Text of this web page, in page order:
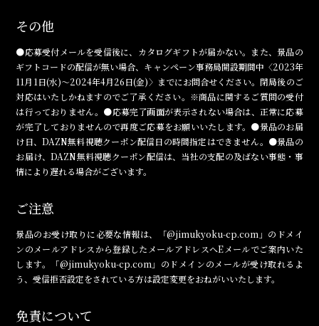
その他
●応募受付メールを受信後に、カタログギフトが届かない。また、景品の
ギフトコードの配信が無い場合、キャンペーン事務局開設期間中〈2023年
11月1日(水)～2024年4月26日(金)〉までにお問合せください。閉局後のご
対応はいたしかねますのでご了承ください。※商品に関するご質問の受付
は行っておりません。●応募完了画面が表示されない場合は、正常に応募
が完了しておりませんので再度ご応募をお願いいたします。●景品のお届
け日、DAZN無料視聴クーポン配信日の時間指定はできません。●景品の
お届け、DAZN無料視聴クーポン配信は、当社の支配の及ばない事態・事
情により遅れる場合がございます。
ご注意
景品のお受け取りに必要な情報は、「@jimukyoku-cp.com」のドメイ
ンのメールアドレスから登録したメールアドレスへEメールでご案内いた
します。「@jimukyoku-cp.com」のドメインのメールが受け取れるよ
う、受信拒否設定をされている方は設定変更をおねがいいたします。
免責について